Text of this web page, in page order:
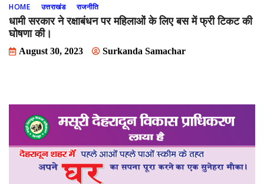
HOME उत्तराखंड राजनीति
धामी सरकार ने रक्षाबंधन पर महिलाओं के लिए बस में फ्री टिकट की
घोषणा की।
August 30, 2023 Surkanda Samachar